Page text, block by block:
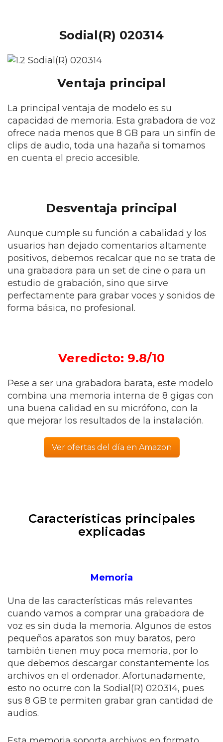
Sodial(R) 020314
Ventaja principal
La principal ventaja de modelo es su
capacidad de memoria. Esta grabadora de voz
ofrece nada menos que 8 GB para un sinfín de
clips de audio, toda una hazaña si tomamos
en cuenta el precio accesible.
Desventaja principal
Aunque cumple su función a cabalidad y los
usuarios han dejado comentarios altamente
positivos, debemos recalcar que no se trata de
una grabadora para un set de cine o para un
estudio de grabación, sino que sirve
perfectamente para grabar voces y sonidos de
forma básica, no profesional.
Veredicto: 9.8/10
Pese a ser una grabadora barata, este modelo
combina una memoria interna de 8 gigas con
una buena calidad en su micrófono, con la
que mejorar los resultados de la instalación.
Ver ofertas del día en Amazon
Características principales
explicadas
Memoria
Una de las características más relevantes
cuando vamos a comprar una grabadora de
voz es sin duda la memoria. Algunos de estos
pequeños aparatos son muy baratos, pero
también tienen muy poca memoria, por lo
que debemos descargar constantemente los
archivos en el ordenador. Afortunadamente,
esto no ocurre con la Sodial(R) 020314, pues
sus 8 GB te permiten grabar gran cantidad de
audios.